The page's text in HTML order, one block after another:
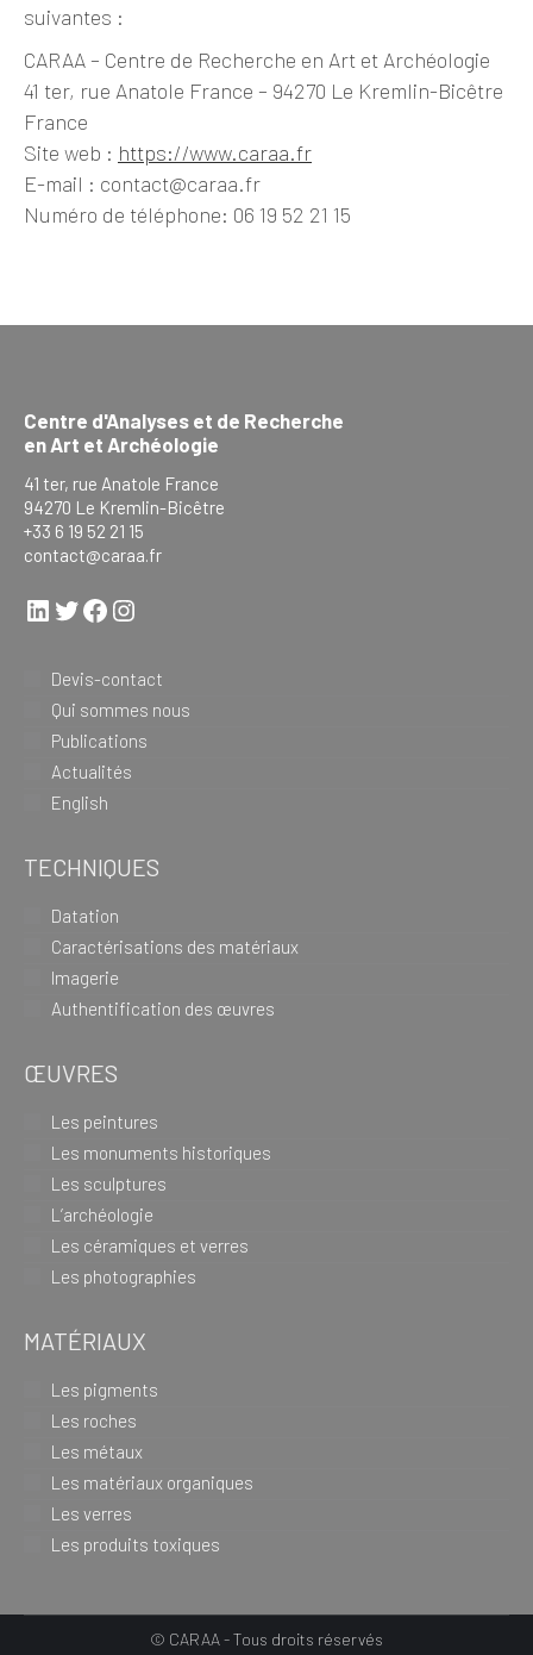
suivantes :
CARAA – Centre de Recherche en Art et Archéologie
41 ter, rue Anatole France – 94270 Le Kremlin-Bicêtre
France
Site web : https://www.caraa.fr
E-mail : contact@caraa.fr
Numéro de téléphone: 06 19 52 21 15
Centre d'Analyses et de Recherche
en Art et Archéologie
41 ter, rue Anatole France
94270 Le Kremlin-Bicêtre
+33 6 19 52 21 15
contact@caraa.fr
LinkedIn
Twitter
Facebook
Instagram
Devis-contact
Qui sommes nous
Publications
Actualités
English
TECHNIQUES
Datation
Caractérisations des matériaux
Imagerie
Authentification des œuvres
ŒUVRES
Les peintures
Les monuments historiques
Les sculptures
L’archéologie
Les céramiques et verres
Les photographies
MATÉRIAUX
Les pigments
Les roches
Les métaux
Les matériaux organiques
Les verres
Les produits toxiques
© CARAA - Tous droits réservés